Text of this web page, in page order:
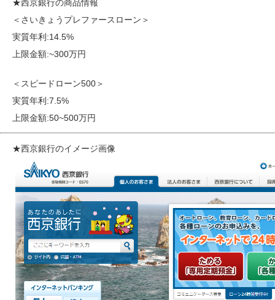
★西京銀行の商品情報
＜さいきょうプレファースローン＞
実質年利:14.5%
上限金額:~300万円
＜スピードローン500＞
実質年利:7.5%
上限金額:50~500万円
★西京銀行のイメージ画像